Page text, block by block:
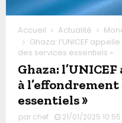
Accueil Actualité
Ghaza: l’UNICEF
des services essentiels »
Ghaza:
à
essentiels »
par chef 21/01/2025 10:55